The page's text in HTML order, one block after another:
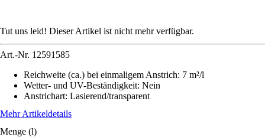
Tut uns leid! Dieser Artikel ist nicht mehr verfügbar.
Art.-Nr. 12591585
Reichweite (ca.) bei einmaligem Anstrich: 7 m²/l
Wetter- und UV-Beständigkeit: Nein
Anstrichart: Lasierend/transparent
Mehr Artikeldetails
Menge (l)